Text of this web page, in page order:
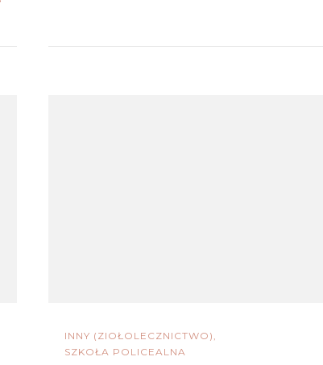
INNY (ZIOŁOLECZNICTWO)
SZKOŁA POLICEALNA